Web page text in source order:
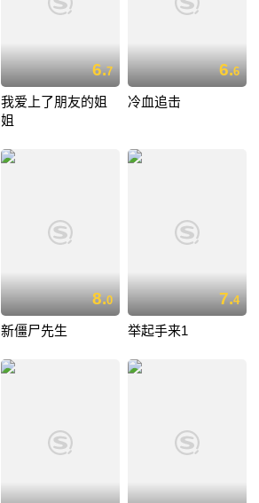
6.7
我爱上了朋友的姐
姐
6.6
冷血追击
8.0
新僵尸先生
7.4
举起手来1